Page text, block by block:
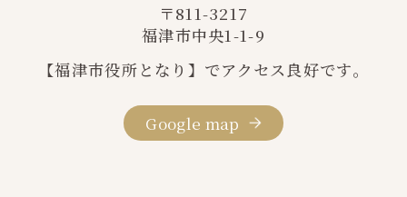
〒811-3217
福津市中央1-1-9
【福津市役所となり】でアクセス良好です。
Google map